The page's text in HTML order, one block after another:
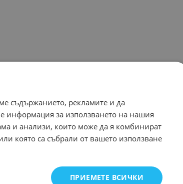
съдържанието, рекламите и да
информация за използването на нашия
и анализи, които може да я комбинират
която са събрали от вашето използване
ПРИЕМЕТЕ ВСИЧКИ